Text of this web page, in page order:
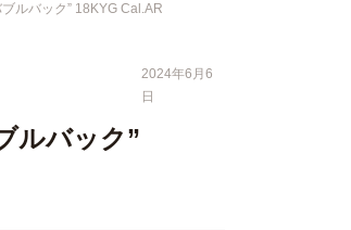
ルバック” 18KYG Cal.AR
2024年6月6
日
ルバック”